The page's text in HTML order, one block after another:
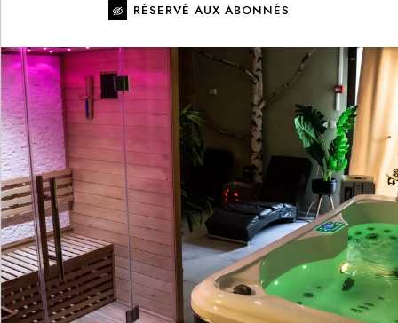
RÉSERVÉ AUX ABONNÉS